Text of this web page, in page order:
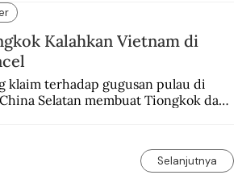
Kalahkan Vietnam di
klaim terhadap gugusan pulau di
Selatan membuat Tiongkok dan
Selanjutnya